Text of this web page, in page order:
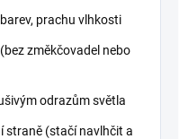
prachu vlhkosti
změkčovadel nebo
odrazům světla
straně (stačí navlhčit a